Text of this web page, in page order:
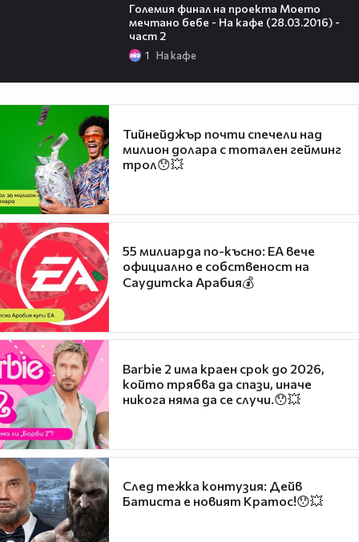
Големия финал на проекта Моето
мечтано бебе - На кафе (28.03.2016) -
част 2
1 На кафе
Тийнейджър почти спечели над
милион долара с тотален гейминг
трол😯💥
55 милиарда по-късно: EA вече
официално е собственост на
Саудитска Арабия💰
Barbie 2 има краен срок до 2026,
който трябва да спази, иначе
никога няма да се случи.😯💥
След тежка контузия: Дейв
Батиста е новият Кратос!😯💥